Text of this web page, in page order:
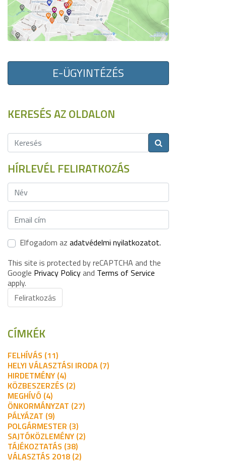
E-ÜGYINTÉZÉS
KERESÉS AZ OLDALON
HÍRLEVÉL FELIRATKOZÁS
Elfogadom az adatvédelmi nyilatkozatot.
This site is protected by reCAPTCHA and the
Google Privacy Policyand Terms of Service
apply.
Feliratkozás
CÍMKÉK
FELHÍVÁS (11)
HELYI VÁLASZTÁSI IRODA (7)
HIRDETMÉNY (4)
KÖZBESZERZÉS (2)
MEGHÍVÓ (4)
ÖNKORMÁNYZAT (27)
PÁLYÁZAT (9)
POLGÁRMESTER (3)
SAJTÓKÖZLEMÉNY (2)
TÁJÉKOZTATÁS (38)
VÁLASZTÁS 2018 (2)